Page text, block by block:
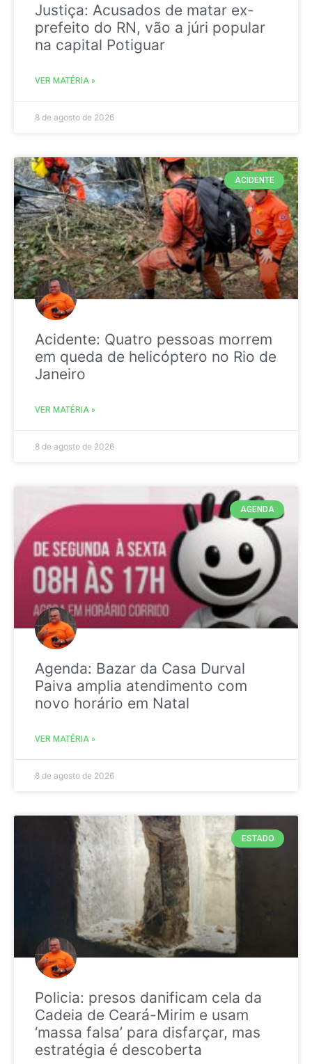
Justiça: Acusados de matar ex-
prefeito do RN, vão a júri popular
na capital Potiguar
VER MATÉRIA »
8 de agosto de 2026
ACIDENTE
Acidente: Quatro pessoas morrem
em queda de helicóptero no Rio de
Janeiro
VER MATÉRIA »
8 de agosto de 2026
AGENDA
Agenda: Bazar da Casa Durval
Paiva amplia atendimento com
novo horário em Natal
VER MATÉRIA »
8 de agosto de 2026
ESTADO
Policia: presos danificam cela da
Cadeia de Ceará-Mirim e usam
‘massa falsa’ para disfarçar, mas
estratégia é descoberta